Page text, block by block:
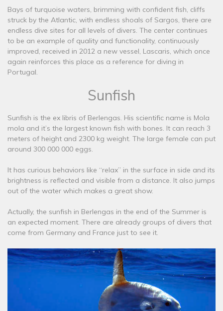
Bays of turquoise waters, brimming with confident fish, cliffs
struck by the Atlantic, with endless shoals of Sargos, there are
endless dive sites for all levels of divers. The center continues
to be an example of quality and functionality, continuously
improved, received in 2012 a new vessel, Lascaris, which once
again reinforces this place as a reference for diving in
Portugal.
Sunfish
Sunfish is the ex libris of Berlengas. His scientific name is Mola
mola and it’s the largest known fish with bones. It can reach 3
meters of height and 2300 kg weight. The large female can put
around 300 000 000 eggs.
It has curious behaviors like “relax” in the surface in side and its
brightness is reflected and visible from a distance. It also jumps
out of the water which makes a great show.
Actually, the sunfish in Berlengas in the end of the Summer is
an expected moment. There are already groups of divers that
come from Germany and France just to see it.